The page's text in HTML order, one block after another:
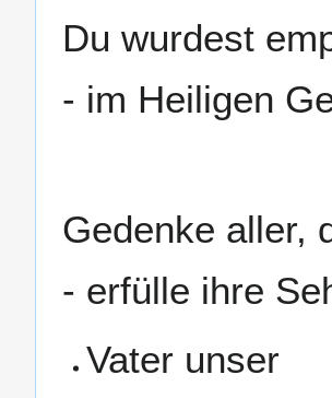
Du wurdest
- im Heiligen
Gedenke aller,
- erfülle ihre
Vater unser